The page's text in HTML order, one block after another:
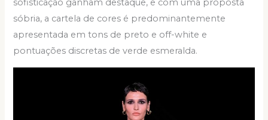
sofisticação ganham destaque, e com uma proposta
sóbria, a cartela de cores é predominantemente
apresentada em tons de preto e off-white e
pontuações discretas de verde esmeralda.